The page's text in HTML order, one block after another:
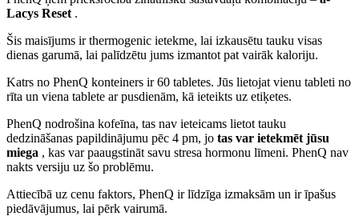
Lacys Reset .
Šis maisījums ir thermogenic ietekme, lai izkausētu tauku visas
dienas garumā, lai palīdzētu jums izmantot pat vairāk kaloriju.
Katrs no PhenQ konteiners ir 60 tabletes. Jūs lietojat vienu tableti no
rīta un viena tablete ar pusdienām, kā ieteikts uz etiķetes.
PhenQ nodrošina kofeīna, tas nav ieteicams lietot tauku
dedzināšanas papildinājumu pēc 4 pm, jo tas var ietekmēt jūsu
miega , kas var paaugstināt savu stresa hormonu līmeni. PhenQ nav
nakts versiju uz šo problēmu.
Attiecībā uz cenu faktors, PhenQ ir līdzīga izmaksām un ir īpašus
piedāvājumus, lai pērk vairumā.